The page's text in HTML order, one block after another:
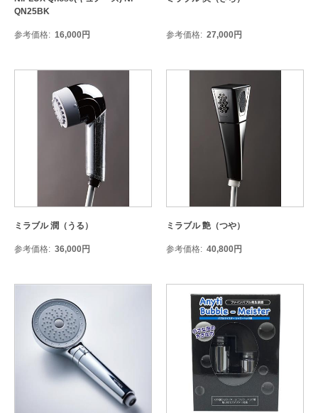
QN25BK
参考価格 16,000円 参考価格 27,000円
ミラブル 潤（うる）
参考価格 36,000円
ミラブル 艶（つや）
参考価格 40,800円